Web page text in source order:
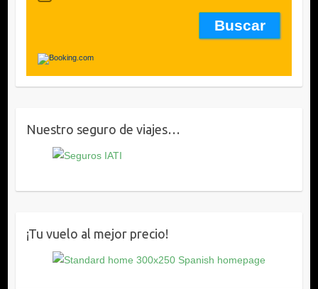
Nuestro seguro de viajes…
¡Tu vuelo al mejor precio!